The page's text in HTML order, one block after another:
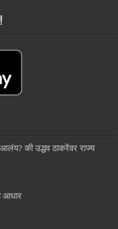
आलंय? की उद्धव ठाकरेंवर राज्य
आधार